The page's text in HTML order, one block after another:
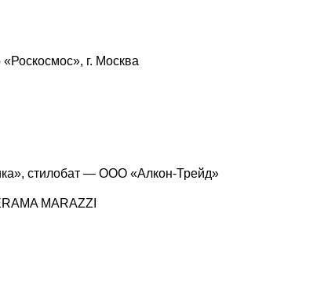
стилобат — ООО «Алкон-Трейд»
MARAZZI